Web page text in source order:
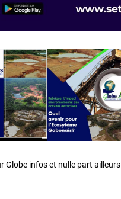
Globe infos et nulle part ailleurs